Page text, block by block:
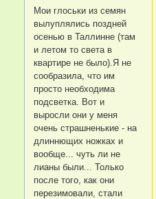
Мои глоськи из семян
вылуплялись поздней
осенью в Таллинне (там
и летом то света в
квартире не было).Я не
сообразила, что им
просто необходима
подсветка. Вот и
выросли они у меня
очень страшненькие - на
длиннющих ножках и
вообще... чуть ли не
лианы были... Только
после того, как они
перезимовали, стали